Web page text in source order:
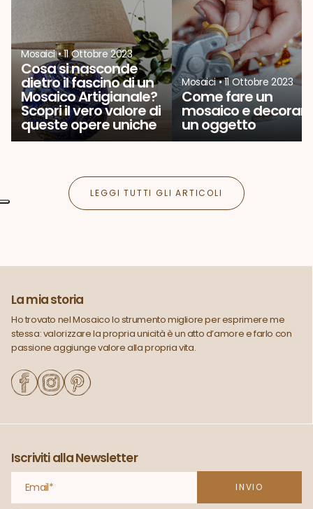
Mosaici•11 Ottobre 2023
Cosa si nasconde
dietro il fascino di un
Mosaico Artigianale?
Scopri il vero valore di
queste opere uniche
Mosaici•11 Ottobre 2023
Come fare un
mosaico e decorare
un oggetto
LEGGI TUTTI GLI ARTICOLI
La mia storia
Ho trovato nel Mosaico lo strumento migliore per esprimere me
stessa: valorizzare la propria unicità è un atto d’amore e farlo con
passione aggiunge valore alla propria vita.
Iscriviti alla Newsletter